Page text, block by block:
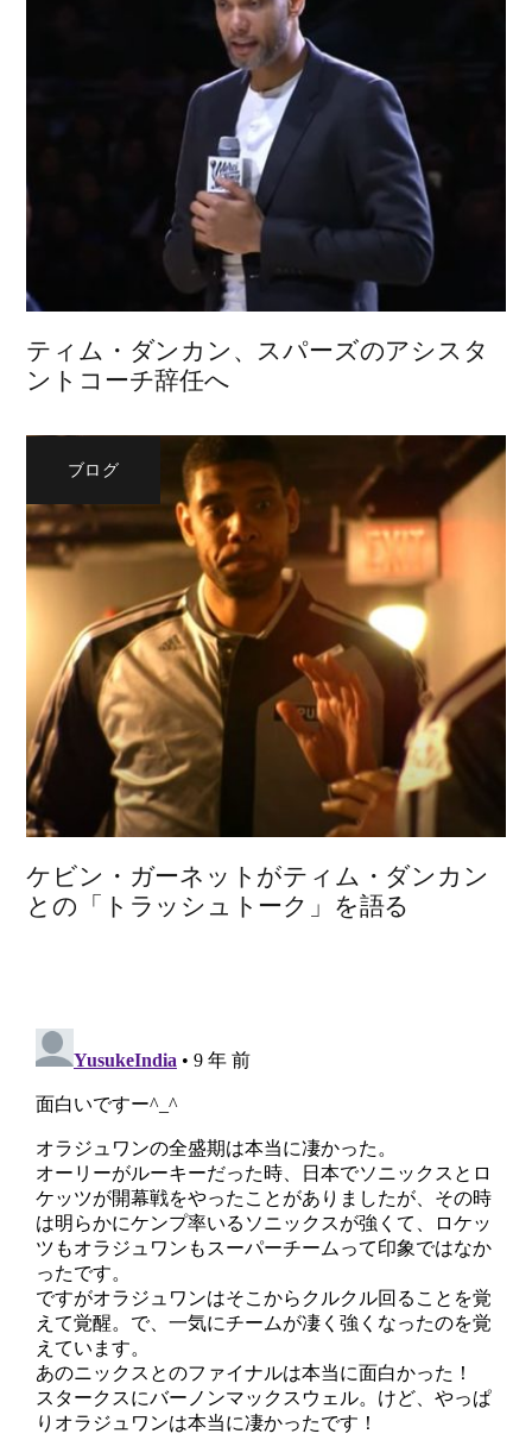
ティム・ダンカン、スパーズのアシスタ
ントコーチ辞任へ
ブログ
ケビン・ガーネットがティム・ダンカン
との「トラッシュトーク」を語る